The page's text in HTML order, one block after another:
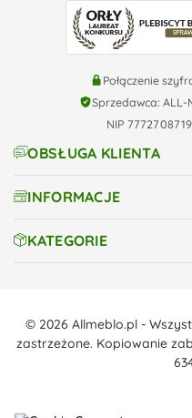
Połączenie
Sprzedawca:
NIP
OBSŁUGA KLIENTA
INFORMACJE
KATEGORIE
© 2026 Allmeblo.pl -
zastrzeżone. Kopiowanie